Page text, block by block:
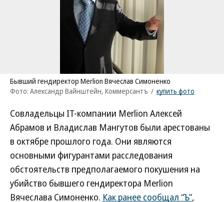
Бывший гендиректор Merlion Вячеслав Симоненко
Фото: Александр Вайнштейн, Коммерсантъ / купить фото
Совладельцы IT-компании Merlion Алексей
Абрамов и Владислав Мангутов были арестованы
в октябре прошлого года. Они являются
основными фигурантами расследования
обстоятельств предполагаемого покушения на
убийство бывшего гендиректора Merlion
Вячеслава Симоненко. Как ранее сообщал “Ъ”,